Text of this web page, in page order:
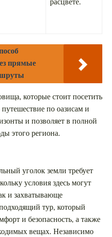
прямые
которые стоит посетить
по оазисам и
и позволяет в полной
этого региона.
уголок земли требует
условия здесь могут
и захватывающе
тур, который
и безопасность, а также
вещах. Независимо